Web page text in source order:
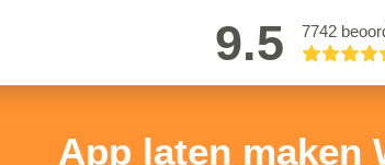
9.5 7742
App laten maken